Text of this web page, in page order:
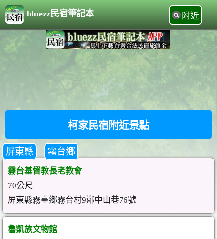
bluezz民宿筆記本 附近
柯家民宿附近景點
屏東縣 霧台鄉
霧台基督教長老教會
70公尺
屏東縣霧臺鄉霧台村9鄰中山巷76號
魯凱族文物館